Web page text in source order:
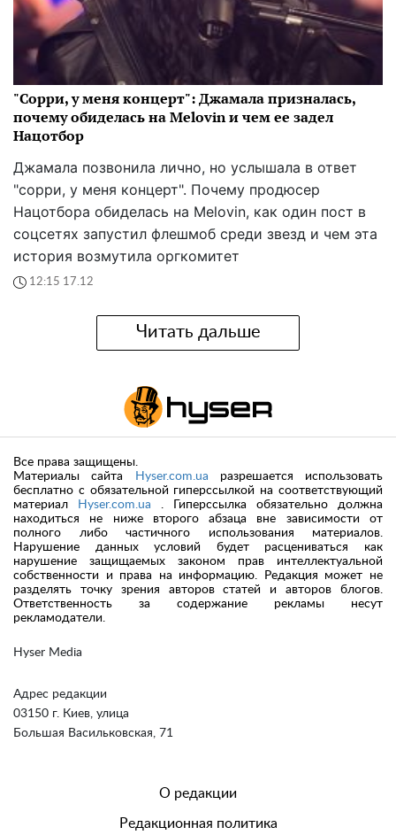
"Сорри, у меня концерт": Джамала призналась,
почему обиделась на Melovin и чем ее задел
Нацотбор
Джамала позвонила лично, но услышала в ответ
"сорри, у меня концерт". Почему продюсер
Нацотбора обиделась на Melovin, как один пост в
соцсетях запустил флешмоб среди звезд и чем эта
история возмутила оргкомитет
12:15 17.12
Читать дальше
Hyser Media
Адрес редакции
03150 г. Киев, улица
Большая Васильковская, 71
Все права защищены.
Материалы сайта
Hyser.com.ua разрешается использовать
бесплатно с обязательной гиперссылкой на соответствующий
материал
Hyser.com.ua . Гиперссылка обязательно должна
находиться не ниже второго абзаца вне зависимости от
полного либо частичного использования материалов.
Нарушение данных условий будет расцениваться как
нарушение защищаемых законом прав интеллектуальной
собственности и права на информацию. Редакция может не
разделять точку зрения авторов статей и авторов блогов.
Ответственность за содержание рекламы несут
рекламодатели.
О редакции
Редакционная политика